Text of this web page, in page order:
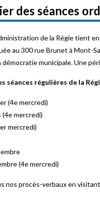
des séances
de la Régie tient
au 300 rue Brunet à Mont-
municipale. Une
séances régulières de la
(4e mercredi)
(4e mercredi)
mercredi)
(4e mercredi)
nos procès-verbaux en